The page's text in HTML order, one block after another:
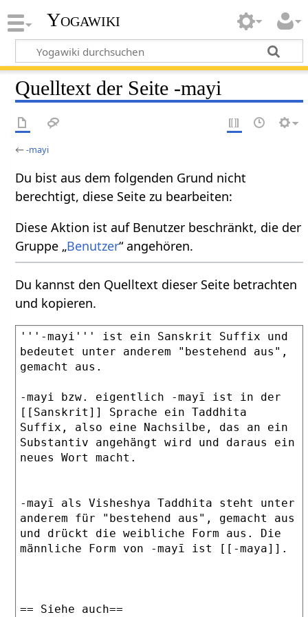
Yogawiki
Quelltext der Seite -mayi
←-mayi
Du bist aus dem folgenden Grund nicht
berechtigt, diese Seite zu bearbeiten:
Diese Aktion ist auf Benutzer beschränkt, die der
Gruppe „Benutzer“ angehören.
Du kannst den Quelltext dieser Seite betrachten
und kopieren.